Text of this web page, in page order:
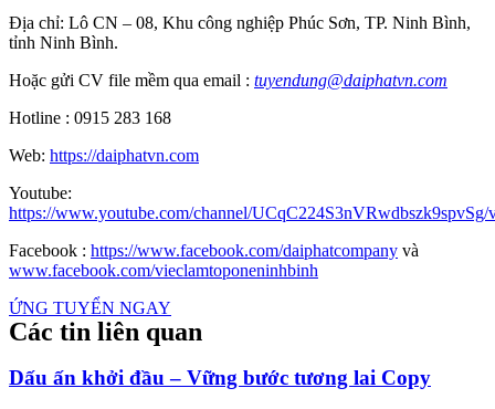
Địa chỉ: Lô CN – 08, Khu công nghiệp Phúc Sơn, TP. Ninh Bình,
tỉnh Ninh Bình.
Hoặc gửi CV file mềm qua email : tuyendung@daiphatvn.com
Hotline : 0915 283 168
Web: https://daiphatvn.com
Youtube:
https://www.youtube.com/channel/UCqC224S3nVRwdbszk9spvSg/
Facebook : https://www.facebook.com/daiphatcompany và
www.facebook.com/vieclamtoponeninhbinh
ỨNG TUYỂN NGAY
Các tin liên quan
Dấu ấn khởi đầu – Vững bước tương lai Copy